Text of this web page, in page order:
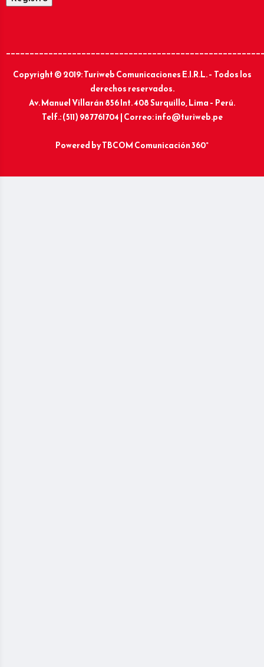
Copyright © 2019: Turiweb Comunicaciones E.I.R.L. – Todos los
derechos reservados.
Av. Manuel Villarán 856 Int. 408 Surquillo, Lima – Perú.
Telf.: (511) 987761704 | Correo: info@turiweb.pe
Powered byTBCOM Comunicación 360°